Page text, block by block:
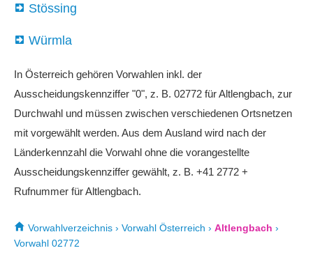
Stössing
Würmla
In Österreich gehören Vorwahlen inkl. der
Ausscheidungskennziffer "0", z. B. 02772 für Altlengbach, zur
Durchwahl und müssen zwischen verschiedenen Ortsnetzen
mit vorgewählt werden. Aus dem Ausland wird nach der
Länderkennzahl die Vorwahl ohne die vorangestellte
Ausscheidungskennziffer gewählt, z. B. +41 2772 +
Rufnummer für Altlengbach.
Vorwahlverzeichnis › Vorwahl Österreich › Altlengbach ›
Vorwahl 02772